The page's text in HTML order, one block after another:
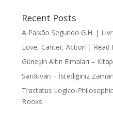
Recent Posts
A Paixão Segundo G.H. |
Love, Canter, Action | Read
Güneşin Altın Elmaları –
Sarduvan – İstediğiniz
Tractatus Logico-
Books